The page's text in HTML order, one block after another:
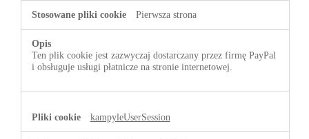
Pierwsza strona
Ten plik cookie jest zazwyczaj dostarczany przez firmę PayPal
i obsługuje usługi płatnicze na stronie internetowej.
kampyleUserSession